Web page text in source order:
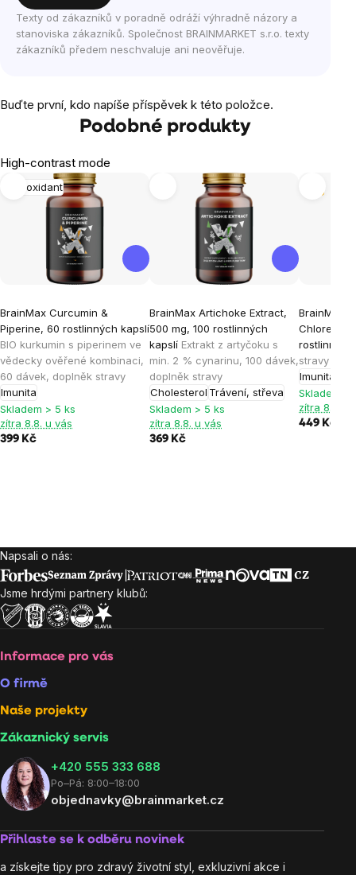
Texty od zákazníků v poradně odráží výhradně názory a
stanoviska zákazníků. Společnost BRAINMARKET s.r.o. texty
zákazníků předem neschvaluje ani neověřuje.
Buďte první, kdo napíše příspěvek k této položce.
Podobné produkty
High-contrast mode
Antioxidant
BrainMax Curcumin &
Piperine, 60 rostlinných kapslí
BIO kurkumin s piperinem ve
vědecky ověřené kombinaci,
60 dávek, doplněk stravy
Imunita
Skladem > 5 ks
zítra 8.8. u vás
399 Kč
BrainMax Artichoke Extract,
500 mg, 100 rostlinných
kapslí Extrakt z artyčoku s
min. 2 % cynarinu, 100 dávek,
doplněk stravy
Cholesterol Trávení, střeva
Skladem > 5 ks
zítra 8.8. u vás
369 Kč
BrainMax
Chlorella
stravy
Imunita
Skladem >
zítra 8.8. u
449 Kč
Zápatí
Napsali o nás:
Jsme hrdými partnery klubů:
Informace pro vás
O firmě
Naše projekty
Zákaznický servis
‭+420 555 333 688
Po–Pá: 8:00–18:00
objednavky@brainmarket.cz
Přihlaste se k odběru novinek
a získejte tipy pro zdravý životní styl, exkluzivní akce i